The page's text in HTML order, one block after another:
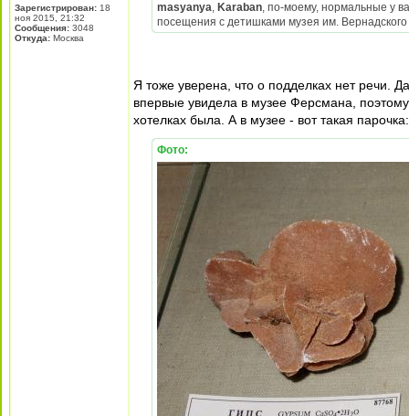
Зарегистрирован: 18
ноя 2015, 21:32
Сообщения: 3048
Откуда: Москва
masyanya, Karaban, по-моему, нормальные у
посещения с детишками музея им.
Я тоже уверена, что о подделках нет речи.
впервые увидела в музее Ферсмана,
хотелках была. А в музее - вот такая парочка:
Фото: